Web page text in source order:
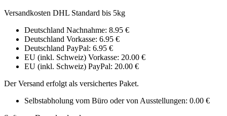
Versandkosten DHL Standard bis 5kg
Deutschland Nachnahme: 8.95 €
Deutschland Vorkasse: 6.95 €
Deutschland PayPal: 6.95 €
EU (inkl. Schweiz) Vorkasse: 20.00 €
EU (inkl. Schweiz) PayPal: 20.00 €
Der Versand erfolgt als versichertes Paket.
Selbstabholung vom Büro oder von Ausstellungen: 0.00 €